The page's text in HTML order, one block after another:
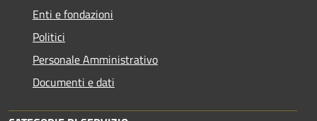
Enti e fondazioni
Politici
Personale Amministrativo
Documenti e dati